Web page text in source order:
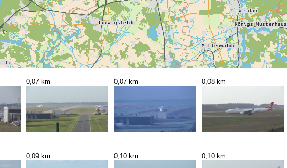
0,07 km 0,07 km 0,08 km
0,09 km 0,10 km 0,10 km